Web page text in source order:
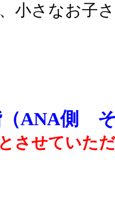
小さなお子
ANA側
させていた